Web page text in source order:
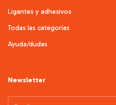
Ligantes y adhesivos
Todas las categorías
Ayuda/dudas
Newsletter